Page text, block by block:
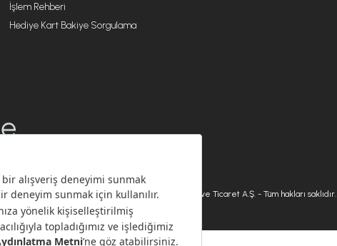
İşlem Rehberi
Hediye Kart Bakiye Sorgulama
© 2026 Karaca Home Collection Tekstil Sanayi ve Ticaret A.Ş. - Tüm hakları saklıdır.